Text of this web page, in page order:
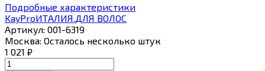
Подробные характеристики
KayProИТАЛИЯ.ДЛЯ ВОЛОС
Артикул: 001-6319
Москва: Осталось несколько штук
1 021 ₽